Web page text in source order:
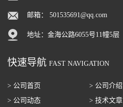
邮箱： 501535691@qq.com
地址：金海公路6055号11幢5层
快速导航 FAST NAVIGATION
> 公司首页
> 公司介绍
> 公司动态
> 技术文章